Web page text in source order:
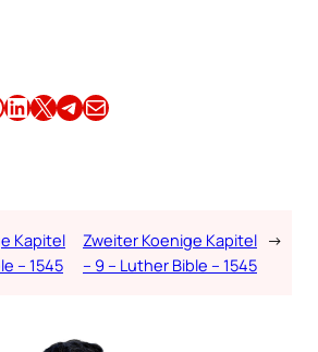
Share this article on LinkedIn Share this article on X Share this article on TelegramEmail this Article
Kapitel
– 1545
Zweiter Koenige Kapitel
– 9 – Luther Bible – 1545
→